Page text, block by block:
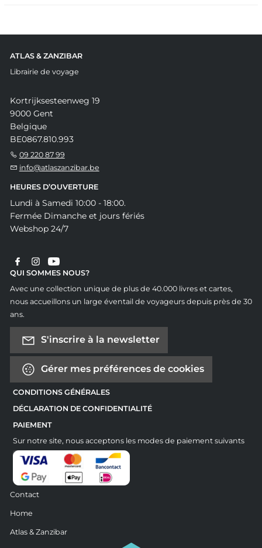
ATLAS & ZANZIBAR
Librairie de voyage
Kortrijksesteenweg 19
9000 Gent
Belgique
BE0867.810.993
09 220 87 99
info@atlaszanzibar.be
HEURES D’OUVERTURE
Lundi à Samedi 10:00 - 18:00.
Fermée Dimanche et jours fériés
Webshop 24/7
QUI SOMMES NOUS?
Avec une collection unique de plus de 40.000 livres et cartes,
nous accueillons un large éventail de voyageurs depuis près de 30
ans.
S'inscrire à la newsletter
Gérer mes préférences de cookies
CONDITIONS GÉNÉRALES
DÉCLARATION DE CONFIDENTIALITÉ
PAIEMENT
Sur notre site, nous acceptons les modes de paiement suivants
Contact
Home
Atlas & Zanzibar